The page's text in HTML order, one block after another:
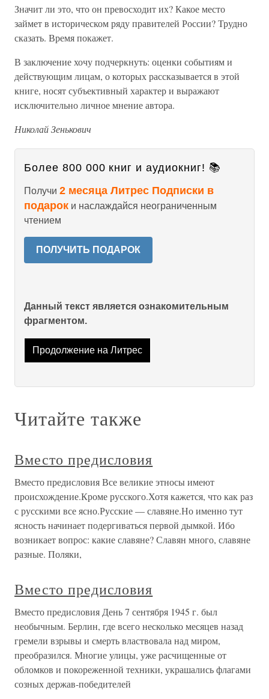
Значит ли это, что он превосходит их? Какое место
займет в историческом ряду правителей России? Трудно
сказать. Время покажет.
В заключение хочу подчеркнуть: оценки событиям и
действующим лицам, о которых рассказывается в этой
книге, носят субъективный характер и выражают
исключительно личное мнение автора.
Николай Зенькович
Более 800 000 книг и аудиокниг! 📚
Получи 2 месяца Литрес Подписки в
подарок и наслаждайся неограниченным
чтением
ПОЛУЧИТЬ ПОДАРОК
Данный текст является ознакомительным
фрагментом.
Продолжение на Литрес
Читайте также
Вместо предисловия
Вместо предисловия Все великие этносы имеют
происхождение.Кроме русского.Хотя кажется, что как раз
с русскими все ясно.Русские — славяне.Но именно тут
ясность начинает подергиваться первой дымкой. Ибо
возникает вопрос: какие славяне? Славян много, славяне
разные. Поляки,
Вместо предисловия
Вместо предисловия День 7 сентября 1945 г. был
необычным. Берлин, где всего несколько месяцев назад
гремели взрывы и смерть властвовала над миром,
преобразился. Многие улицы, уже расчищенные от
обломков и покореженной техники, украшались флагами
созных держав-победителей